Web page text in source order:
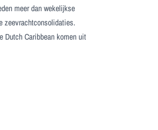
meer dan wekelijkse
zeevrachtconsolidaties.
Dutch Caribbean komen uit